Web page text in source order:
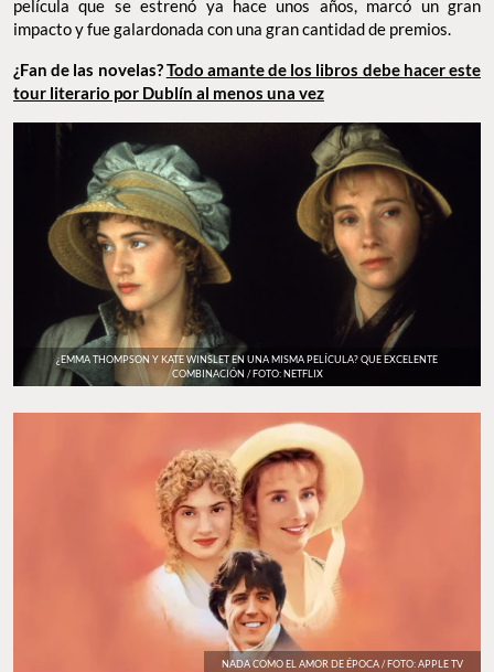
película que se estrenó ya hace unos años, marcó un gran
impacto y fue galardonada con una gran cantidad de premios.
¿Fan de las novelas?Todo amante de los libros debe hacer este
tour literario por Dublín al menos una vez
¿EMMA THOMPSON Y KATE WINSLET EN UNA MISMA PELÍCULA? QUE EXCELENTE
COMBINACIÓN / FOTO: NETFLIX
NADA COMO EL AMOR DE ÉPOCA / FOTO: APPLE TV